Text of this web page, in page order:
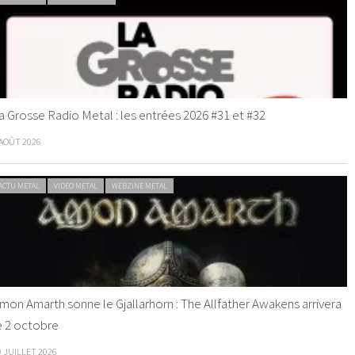
Grosse Radio Metal : les entrées 2026 #31 et #32
2026
METAL VIDEO METAL WEBZINE METAL
Amarth sonne le Gjallarhorn : The Allfather Awakens arrivera
2 octobre
JUILLET 2026